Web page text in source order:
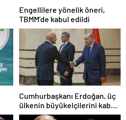
Engellilere yönelik öneri,
TBMM’de kabul edildi
Cumhurbaşkanı Erdoğan, üç
ülkenin büyükelçilerini kabul
etti